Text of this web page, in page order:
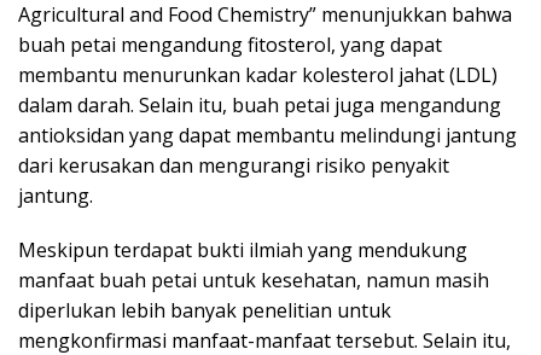
Agricultural and Food Chemistry” menunjukkan bahwa
buah petai mengandung fitosterol, yang dapat
membantu menurunkan kadar kolesterol jahat (LDL)
dalam darah. Selain itu, buah petai juga mengandung
antioksidan yang dapat membantu melindungi jantung
dari kerusakan dan mengurangi risiko penyakit
jantung.
Meskipun terdapat bukti ilmiah yang mendukung
manfaat buah petai untuk kesehatan, namun masih
diperlukan lebih banyak penelitian untuk
mengkonfirmasi manfaat-manfaat tersebut. Selain itu,